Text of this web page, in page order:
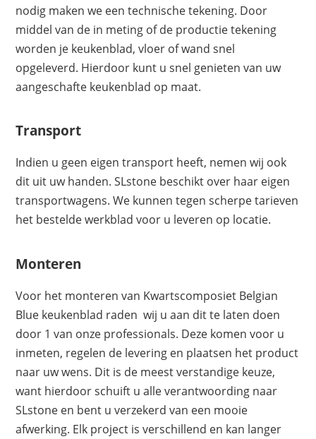
nodig maken we een technische tekening. Door
middel van de in meting of de productie tekening
worden je keukenblad, vloer of wand snel
opgeleverd. Hierdoor kunt u snel genieten van uw
aangeschafte keukenblad op maat.
Transport
Indien u geen eigen transport heeft, nemen wij ook
dit uit uw handen. SLstone beschikt over haar eigen
transportwagens. We kunnen tegen scherpe tarieven
het bestelde werkblad voor u leveren op locatie.
Monteren
Voor het monteren van Kwartscomposiet Belgian
Blue keukenblad raden wij u aan dit te laten doen
door 1 van onze professionals. Deze komen voor u
inmeten, regelen de levering en plaatsen het product
naar uw wens. Dit is de meest verstandige keuze,
want hierdoor schuift u alle verantwoording naar
SLstone en bent u verzekerd van een mooie
afwerking. Elk project is verschillend en kan langer